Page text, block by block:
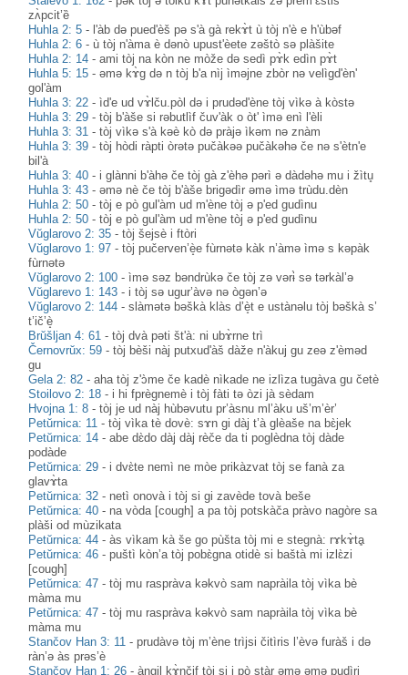
zʌ̀pcit’ȅ
Huhla 2: 5 - l'àb də pued'èš pə s'à gà rekɤ̀t ù tòj n'è e h'ùbəf
Huhla 2: 6 - ù tòj n'àma è dənò upust'èete zəštò sə plàšite
Huhla 2: 14 -ami tòj na kòn ne mòže də sedì pɤ̀k edìn pɤ̀t
Huhla 5: 15 -əmə kɤ̀g də n tòj b'a nìj ìməjne zbòr nə velìgd'èn'
gol'àm
Huhla 3: 22 -ìd'e ud vɤ̀lču.pòl də i prudəd'ène tòj vìkə à kòstə
Huhla 3: 29 -tòj b'àše si rəbutlìf čuv'àk o òt' ìmə enì l'èli
Huhla 3: 31 -tòj vìkə s'à kəè kò də pràjə ìkəm nə znàm
Huhla 3: 39 -tòj hòdi ràpti òrətə pučàkəə pučàkəhə če nə s'ètn'e
bil'à
Huhla 3: 40 - i glànni b'àhə če tòj gà z'èhə pərì ə dàdəhə mu i žìtu̥
Huhla 3: 43 -əmə nè če tòj b'àše brigədìr əmə ìmə trùdu.dèn
Huhla 2: 50 -tòj e pò gul'àm ud m'ène tòj ə p'ed gudìnu
Huhla 2: 50 -tòj e pò gul'àm ud m'ène tòj ə p'ed gudìnu
Vŭglarovo 2: 35 -tòj šejsè i ftòri
Vŭglarovo 1: 97 -tòj pučerven’è̝e fùrnətə kàk n’àmə ìmə s kəpàk
fùrnətə
Vŭglarovo 2: 100 -ìmə səz bəndrùkə če tòj zə vərɨ̀ sə tərkàl’ə
Vŭglarevo 1: 143 - i tòj sə ugur’àvə nə ògən’ə
Vŭglarovo 2: 144 -slàmətə bəškà klàs d’è̝t e ustànəlu tòj bəškà s’
t’ič’è̝
Brŭšljan 4: 61 -tòj dvà pəti št'à: ni ubɤ̀rne trì
Černovrŭx: 59 -tòj bèši nàj putxud'àš dàže n'àkuj gu zeə z'èməd
gu
Gela 2: 82 -aha tòj z'ɔ̀me če kadè nìkade ne izlìza tugàva gu četè
Stoilovo 2: 18 - i hi fprègnemè i tòj fàti tә òzi jà sèdam
Hvojna 1: 8 -tòj je ud nàj hùbəvutu pr’àsnu ml’àku uš’m’èr’
Petŭrnica: 11 -tòj vìka tè dovè: sɤn gi dàj t’à glèaše na bɛ̀jek
Petŭrnica: 14 -abe dɛ̀do dàj dàj rèče da ti poglèdna tòj dàde
podàde
Petŭrnica: 29 - i dvɛ̀te nemì ne mòe prikàzvat tòj se fanà za
glavɤ̀ta
Petŭrnica: 32 - netì onovà i tòj si gi zavède tovà beše
Petŭrnica: 40 - na vòda [cough] a pa tòj potskàča pràvo nagòre sa
plàši od mùzikata
Petŭrnica: 44 -às vìkam kà še go pùšta tòj mi e stegnà: rɤkɤ̀tḁ
Petŭrnica: 46 -puštì kòn’a tòj pobɛ̀gna otidè si baštà mi izlɛ̀zi
[cough]
Petŭrnica: 47 -tòj mu raspràva kəkvò sam napràila tòj vìka bè
màma mu
Petŭrnica: 47 -tòj mu raspràva kəkvò sam napràila tòj vìka bè
màma mu
Stančov Han 3: 11 -prudàvə tòj m’ène trìjsi čitìris l’èvə furàš i də
ràn’ə às prəs’è
Stančov Han 1: 26 -àngil kɤ̀nčif tòj si i pò stàr əmə әmә pudìri